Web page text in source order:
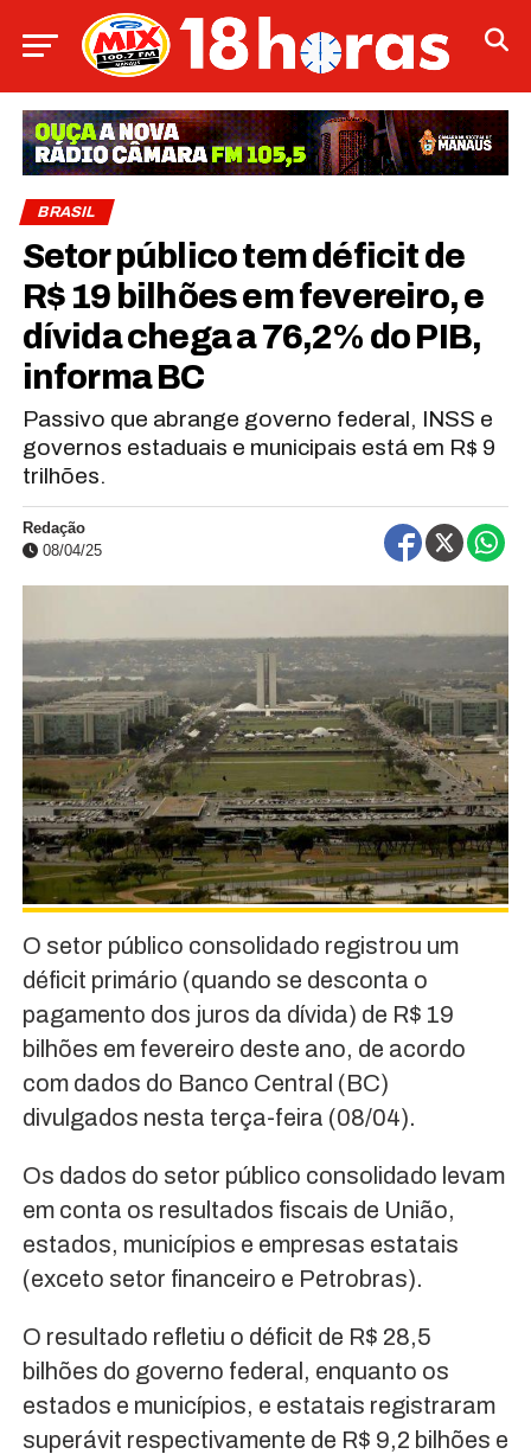
BRASIL
Setor público tem déficit de
R$ 19 bilhões em fevereiro, e
dívida chega a 76,2% do PIB,
informa BC
Passivo que abrange governo federal, INSS e
governos estaduais e municipais está em R$ 9
trilhões.
Redação
08/04/25
O setor público consolidado registrou um
déficit primário (quando se desconta o
pagamento dos juros da dívida) de R$ 19
bilhões em fevereiro deste ano, de acordo
com dados do Banco Central (BC)
divulgados nesta terça-feira (08/04).
Os dados do setor público consolidado levam
em conta os resultados fiscais de União,
estados, municípios e empresas estatais
(exceto setor financeiro e Petrobras).
O resultado refletiu o déficit de R$ 28,5
bilhões do governo federal, enquanto os
estados e municípios, e estatais registraram
superávit respectivamente de R$ 9,2 bilhões e